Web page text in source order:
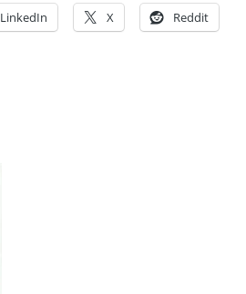
LinkedIn X Reddit